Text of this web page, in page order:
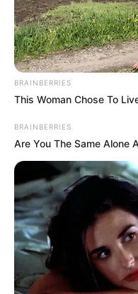
GUATEMALA DENTAL
BRAINBERRIES
This Woman Chose To
BRAINBERRIES
Are You The Same Alone